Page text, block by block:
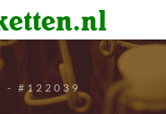
- #122039